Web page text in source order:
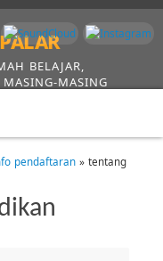
BELAJAR,
MASING
pendaftaran » tentang